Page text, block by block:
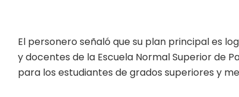
El personero señaló que su plan principal es
y docentes de la Escuela Normal Superior de
para los estudiantes de grados superiores y